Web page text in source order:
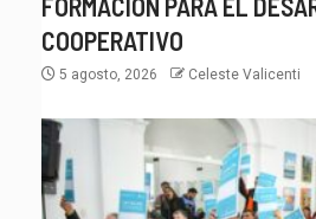
COOPERATIVO
5 agosto, 2026 Celeste Valicenti